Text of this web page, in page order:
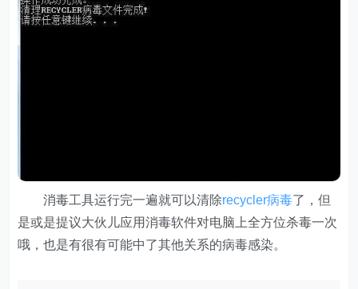
消毒工具运行完一遍就可以清除recycler病毒了，但
是或是提议大伙儿应用消毒软件对电脑上全方位杀毒一次
哦，也是有很有可能中了其他关系的病毒感染。